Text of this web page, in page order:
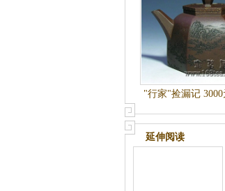
"行家"捡漏记
石耕款紫砂壶(
延伸阅读